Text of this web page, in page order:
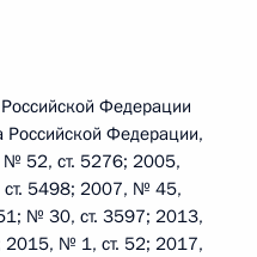
Федерации
Российской Федерации,
52, ст. 5276; 2005,
5498; 2007, № 45,
№ 30, ст. 3597; 2013,
№ 1, ст. 52; 2017,